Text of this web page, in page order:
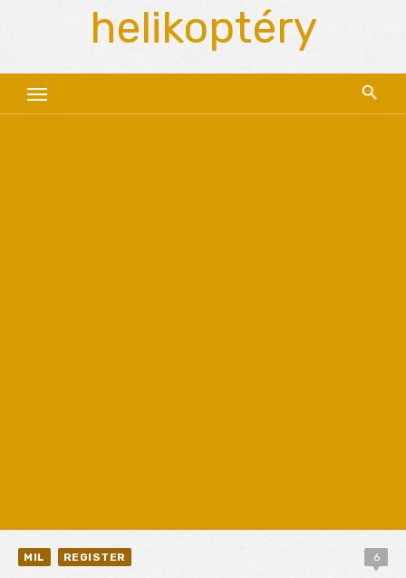
helikoptéry
MIL REGISTER 6